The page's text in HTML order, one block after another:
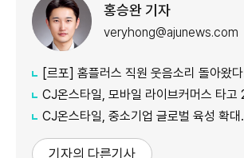
홍승완 기자
veryhong@ajunews.com
[르포] 홈플러스 직원 웃음소리 돌아왔다…3주 만
CJ온스타일, 모바일 라이브커머스 타고
CJ온스타일, 중소기업 글로벌 육성 확
기자의 다른기사